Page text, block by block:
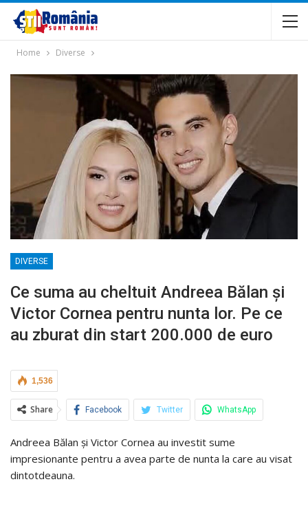
Home Diverse
DIVERSE
Ce suma au cheltuit Andreea Bălan și
Victor Cornea pentru nunta lor. Pe ce
au zburat din start 200.000 de euro
1,536
Share Facebook Twitter WhatsApp
Andreea Bălan și Victor Cornea au investit sume
impresionante pentru a avea parte de nunta la care au visat
dintotdeauna.